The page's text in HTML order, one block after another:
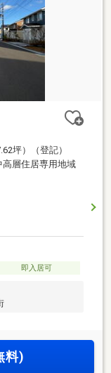
坪）（登記）
層住居専用地域
即入居可
料)